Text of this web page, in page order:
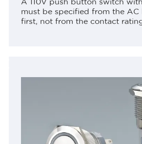
must be specified from the AC
first, not from the contact